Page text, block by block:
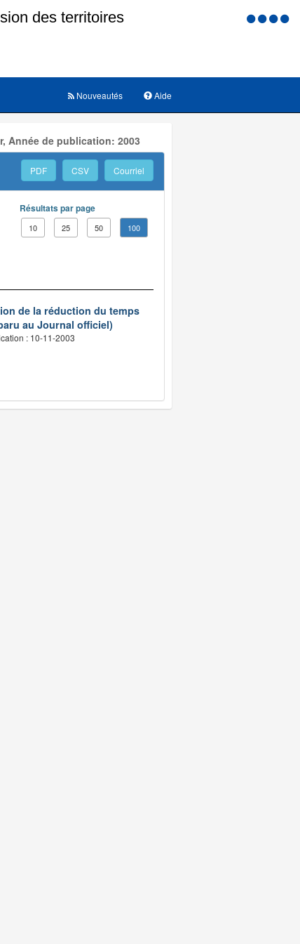
Menu
Aide
Nouveautés
Année de publication: 2003
PDF CSV Courriel
Résultats par page
10 25 50 100
de la réduction du temps
au Journal officiel)
: 10-11-2003